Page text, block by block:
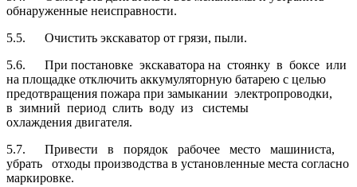
обнаруженные неисправности.
5.5. Очистить экскаватор от грязи, пыли.
5.6. При постановке экскаватора на стоянку в боксе или
на площадке отключить аккумуляторную батарею с целью
предотвращения пожара при замыкании электропроводки,
в зимний период слить воду из системы
охлаждения двигателя.
5.7. Привести в порядок рабочее место машиниста,
убрать отходы производства в установленные места согласно
маркировке.